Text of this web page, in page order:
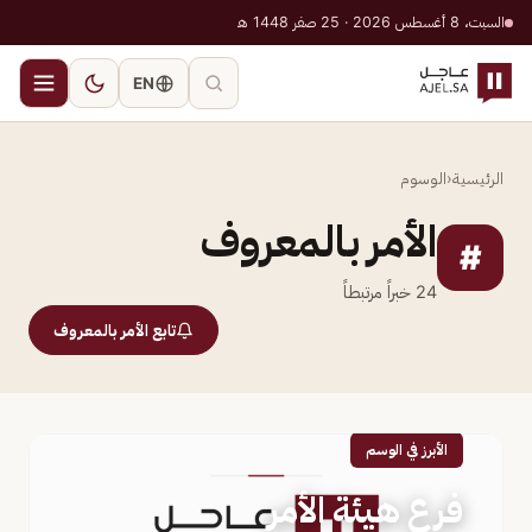
السبت، 8 أغسطس 2026 · 25 صفر 1448 هـ
EN
الرئيسية‹الوسوم
# الأمر بالمعروف
24 خبراً مرتبطاً
تابع الأمر بالمعروف
الأبرز في الوسم
فرع هيئة الأمر